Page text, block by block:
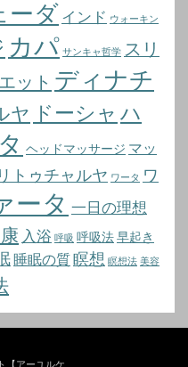
ーダ インド ウォーキン
カパ サンキャ哲学 スリ
ット ディナチ
ヤ ドーシャ ハ
ヘッドマッサージ マッ
リトゥチャルヤ ワータ ワ
ータ 一日の理想
入浴 呼吸 呼吸法 早起き
睡眠の質瞑想 瞑想法 美容
【アーユルケ